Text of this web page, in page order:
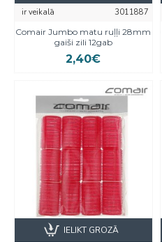
ir veikalā
3011887
Comair Jumbo matu ruļļi 28mm
gaiši zili 12gab
2,40€
IELIKT GROZĀ